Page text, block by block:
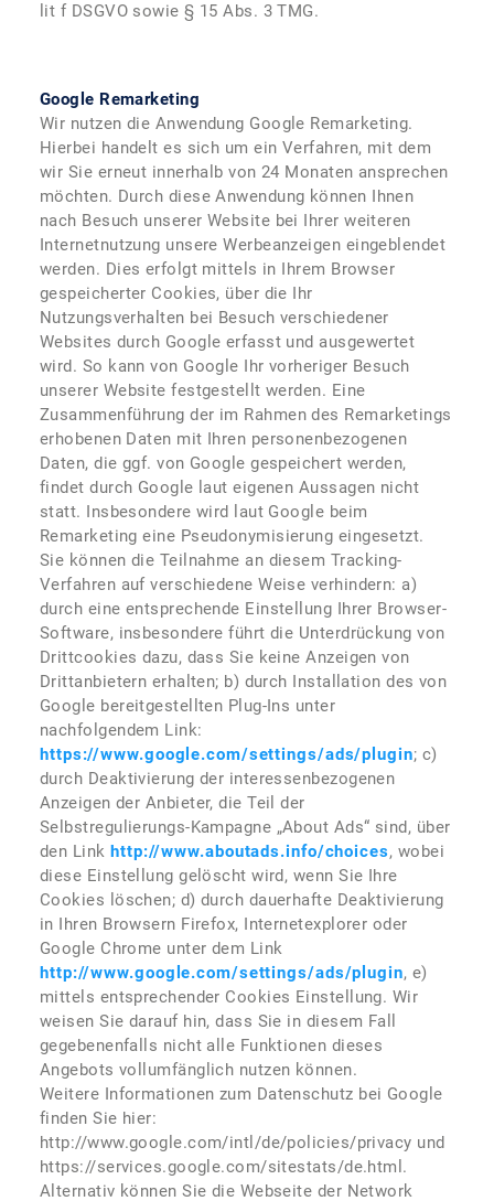
lit f DSGVO sowie § 15 Abs. 3 TMG.
Google Remarketing
Wir nutzen die Anwendung Google Remarketing.
Hierbei handelt es sich um ein Verfahren, mit dem
wir Sie erneut innerhalb von 24 Monaten ansprechen
möchten. Durch diese Anwendung können Ihnen
nach Besuch unserer Website bei Ihrer weiteren
Internetnutzung unsere Werbeanzeigen eingeblendet
werden. Dies erfolgt mittels in Ihrem Browser
gespeicherter Cookies, über die Ihr
Nutzungsverhalten bei Besuch verschiedener
Websites durch Google erfasst und ausgewertet
wird. So kann von Google Ihr vorheriger Besuch
unserer Website festgestellt werden. Eine
Zusammenführung der im Rahmen des Remarketings
erhobenen Daten mit Ihren personenbezogenen
Daten, die ggf. von Google gespeichert werden,
findet durch Google laut eigenen Aussagen nicht
statt. Insbesondere wird laut Google beim
Remarketing eine Pseudonymisierung eingesetzt.
Sie können die Teilnahme an diesem Tracking-
Verfahren auf verschiedene Weise verhindern: a)
durch eine entsprechende Einstellung Ihrer Browser-
Software, insbesondere führt die Unterdrückung von
Drittcookies dazu, dass Sie keine Anzeigen von
Drittanbietern erhalten; b) durch Installation des von
Google bereitgestellten Plug-Ins unter
nachfolgendem Link:
https://www.google.com/settings/ads/plugin; c)
durch Deaktivierung der interessenbezogenen
Anzeigen der Anbieter, die Teil der
Selbstregulierungs-Kampagne „About Ads“ sind, über
den Linkhttp://www.aboutads.info/choices, wobei
diese Einstellung gelöscht wird, wenn Sie Ihre
Cookies löschen; d) durch dauerhafte Deaktivierung
in Ihren Browsern Firefox, Internetexplorer oder
Google Chrome unter dem Link
http://www.google.com/settings/ads/plugin, e)
mittels entsprechender Cookies Einstellung. Wir
weisen Sie darauf hin, dass Sie in diesem Fall
gegebenenfalls nicht alle Funktionen dieses
Angebots vollumfänglich nutzen können.
Weitere Informationen zum Datenschutz bei Google
finden Sie hier:
http://www.google.com/intl/de/policies/privacy und
https://services.google.com/sitestats/de.html.
Alternativ können Sie die Webseite der Network